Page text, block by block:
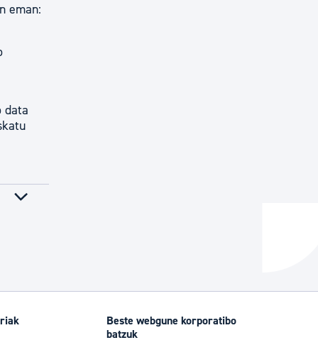
eman:
data
Beste webgune korporatibo
batzuk